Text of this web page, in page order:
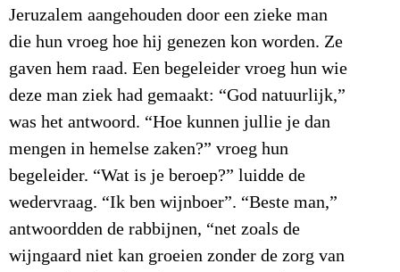
Jeruzalem aangehouden door een zieke man
die hun vroeg hoe hij genezen kon worden. Ze
gaven hem raad. Een begeleider vroeg hun wie
deze man ziek had gemaakt: “God natuurlijk,”
was het antwoord. “Hoe kunnen jullie je dan
mengen in hemelse zaken?” vroeg hun
begeleider. “Wat is je beroep?” luidde de
wedervraag. “Ik ben wijnboer”. “Beste man,”
antwoordden de rabbijnen, “net zoals de
wijngaard niet kan groeien zonder de zorg van